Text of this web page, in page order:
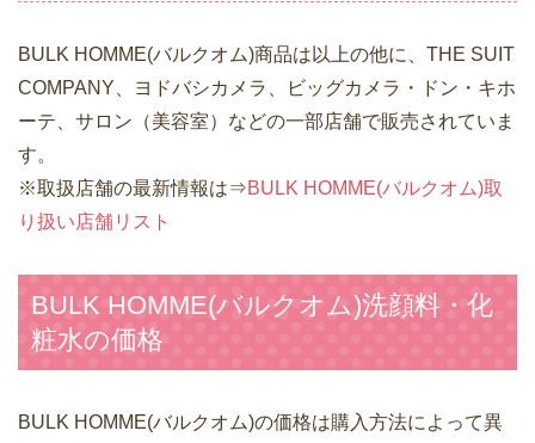
BULK HOMME(バルクオム)商品は以上の他に、THE SUIT
COMPANY、ヨドバシカメラ、ビッグカメラ・ドン・キホ
ーテ、サロン（美容室）などの一部店舗で販売されていま
す。
※取扱店舗の最新情報は⇒BULK HOMME(バルクオム)取
り扱い店舗リスト
BULK HOMME(バルクオム)洗顔料・化
粧水の価格
BULK HOMME(バルクオム)の価格は購入方法によって異